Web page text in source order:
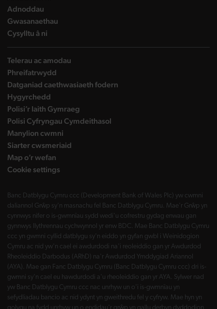
Adnoddau
Gwasanaethau
Cysylltu â ni
Telerau ac amodau
Phreifatrwydd
Datganiad caethwasiaeth fodern
Hygyrchedd
Polisi’r Iaith Gymraeg
Polisi Cyfryngau Cymdeithasol
Manylion cwmni
Siarter cwsmeriaid
Map o’r wefan
Cookie settings
Banc Datblygu Cymru ccc (Development Bank of Wales Plc) yw cwmni
daliannol Grŵp sy'n masnachu fel Banc Datblygu Cymru. Mae'r Grŵp yn
cynnwys nifer o is-gwmnïau sydd wedi'u cofrestru gydag enwau gan
gynnwys llythrennau cychwynnol yr enw BDC. Mae Banc Datblygu Cymru
ccc yn gwmni cyllid datblygu sy'n eiddo yn gyfan gwbl i Weinidogion
Cymru ac nid yw'n cael ei awdurdodi na'i reoleiddio gan yr Awdurdod
Rheoleiddio Darbodus (ARhD) na'r Awdurdod Ymddygiad Ariannol
(AYA). Mae gan Fanc Datblygu Cymru (Banc Datblygu Cymru ccc) dri is-
gwmni sy'n cael eu hawdurdodi a'u rheoleiddio gan yr AYA. Sylwer nad
yw Banc Datblygu Cymru ccc nac unrhyw un o'i is-gwmnïau yn
sefydliadau bancio ac nid ydynt yn gweithredu fel y cyfryw. Mae hyn yn